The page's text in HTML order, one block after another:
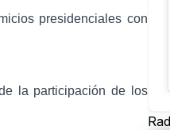
presidenciales con
la participación de los